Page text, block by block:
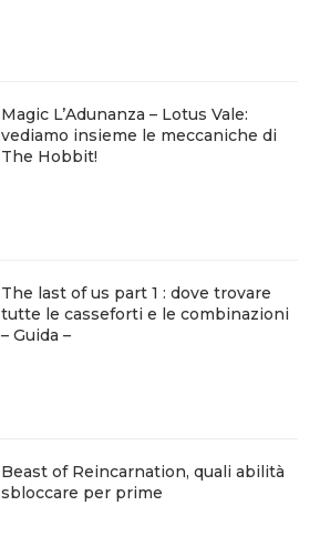
Magic L’Adunanza – Lotus Vale:
vediamo insieme le meccaniche di
The Hobbit!
The last of us part 1 : dove trovare
tutte le casseforti e le combinazioni
– Guida –
Beast of Reincarnation, quali abilità
sbloccare per prime